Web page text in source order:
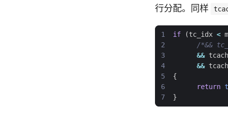
行分配。同样
if (tc_idx <
/*&&
&&
&&
{
return
}